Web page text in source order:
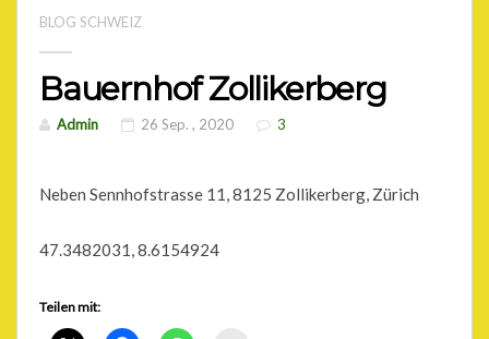
BLOG SCHWEIZ
Bauernhof Zollikerberg
Admin 26 Sep. , 2020 3
Neben Sennhofstrasse 11, 8125 Zollikerberg, Zürich
47.3482031, 8.6154924
Teilen mit: